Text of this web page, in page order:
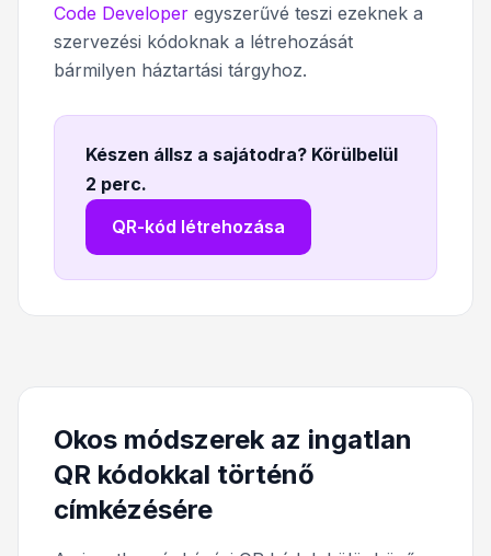
Code Developer egyszerűvé teszi ezeknek a
szervezési kódoknak a létrehozását
bármilyen háztartási tárgyhoz.
Készen állsz a sajátodra? Körülbelül
2 perc.
QR-kód létrehozása
Okos módszerek az ingatlan
QR kódokkal történő
címkézésére